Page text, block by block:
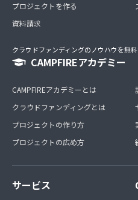
プロジェクトを作る
資料請求
クラウドファンディングのノウハウを無
CAMPFIREアカデミー
CAMPFIREアカデミーとは
クラウドファンディングとは
プロジェクトの作り方
プロジェクトの広め方
サービス